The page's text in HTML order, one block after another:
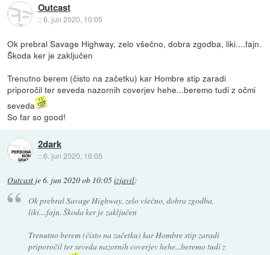
Outcast
::6. jun 2020, 10:05
Ok prebral Savage Highway, zelo všečno, dobra zgodba, liki....fajn.
Škoda ker je zaključen
Trenutno berem (čisto na začetku) kar Hombre stip zaradi
priporočil ter seveda nazornih coverjev hehe...beremo tudi z očmi
seveda
So far so good!
2dark
::6. jun 2020, 16:05
Outcast je6. jun 2020 ob 10:05izjavil:
Ok prebral Savage Highway, zelo všečno, dobra zgodba,
liki....fajn. Škoda ker je zaključen
Trenutno berem (čisto na začetku) kar Hombre stip zaradi
priporočil ter seveda nazornih coverjev hehe...beremo tudi z